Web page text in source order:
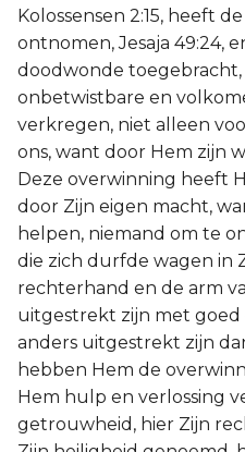
Kolossensen 2:15, heeft
ontnomen, Jesaja 49:24,
doodwonde toegebracht,
onbetwistbare en
verkregen, niet alleen
ons, want door Hem zijn
Deze overwinning heeft
door Zijn eigen macht,
helpen, niemand om te
die zich durfde wagen in
rechterhand en de arm
uitgestrekt zijn met goed
anders uitgestrekt zijn
hebben Hem de
Hem hulp en verlossing
getrouwheid, hier Zijn